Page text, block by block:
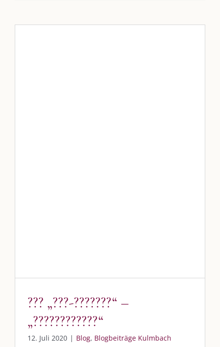
??? „???-???????“ –
„????????????“
12. Juli 2020 | Blog, Blogbeiträge Kulmbach